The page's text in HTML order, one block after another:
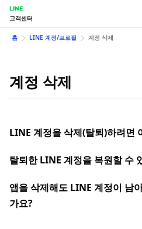
LINE
고객센터
홈 LINE 계정/프로필 계정 삭제
계정 삭제
LINE 계정을 삭제(탈퇴)하려면
탈퇴한 LINE 계정을 복원할 수
앱을 삭제해도 LINE 계정이 남
가요?